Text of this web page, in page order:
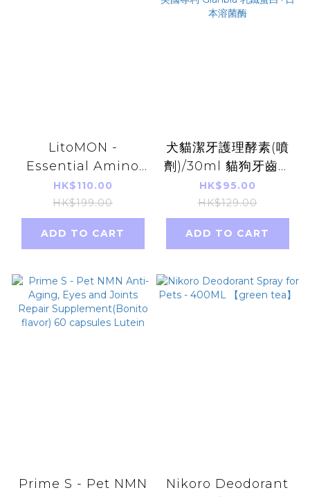
LitoMON -
Essential Amino
Acids For Cats and
Dogs｜50g Parallel
Imports
HK$110.00
HK$199.00
ADD TO CART
犬貓潔牙護理酵素(噴
劑)/30ml 貓狗牙齒清
潔 口腔除味 除臭 ★
犬貓牙齦護理型潔牙酵
素 ★ 長噴頭＋液態質
地，更好深入牙縫 ★
鐵蛋白+日本溶菌酶
HK$95.00
HK$129.00
ADD TO CART
Prime S - Pet NMN
Nikoro Deodorant